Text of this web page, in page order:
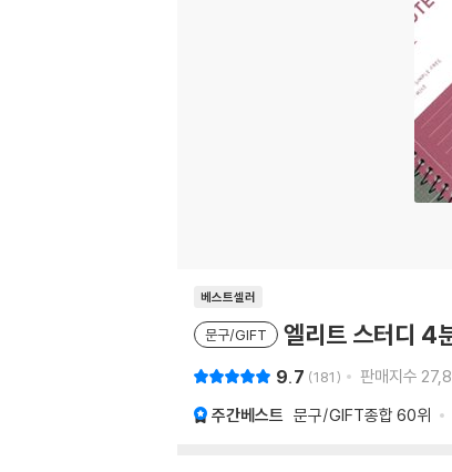
베스트셀러
문구/GIFT 엘리트 스터디 4
9.7 181 판매지수
주간베스트 문구/GIFT종합 60위